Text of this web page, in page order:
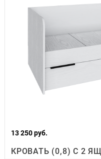
13 250 руб.
КРОВАТЬ (0,8) С 2